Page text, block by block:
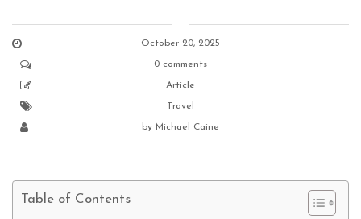
October 20, 2025
0 comments
Article
Travel
by Michael Caine
Table of Contents